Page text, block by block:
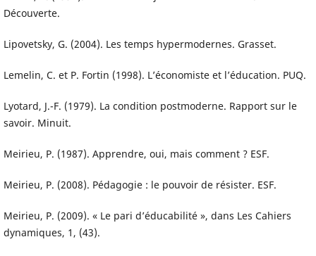
Découverte.
Lipovetsky, G. (2004). Les temps hypermodernes. Grasset.
Lemelin, C. et P. Fortin (1998). L’économiste et l’éducation. PUQ.
Lyotard, J.-F. (1979). La condition postmoderne. Rapport sur le
savoir. Minuit.
Meirieu, P. (1987). Apprendre, oui, mais comment ? ESF.
Meirieu, P. (2008). Pédagogie : le pouvoir de résister. ESF.
Meirieu, P. (2009). « Le pari d’éducabilité », dans Les Cahiers
dynamiques, 1, (43).